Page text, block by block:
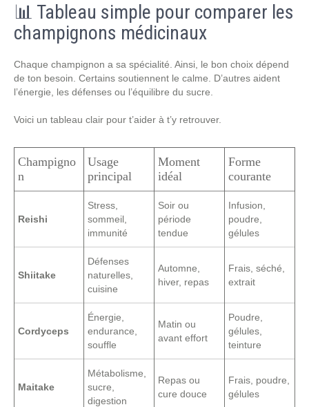
📊 Tableau simple pour comparer les
champignons médicinaux
Chaque champignon a sa spécialité. Ainsi, le bon choix dépend
de ton besoin. Certains soutiennent le calme. D’autres aident
l’énergie, les défenses ou l’équilibre du sucre.
Voici un tableau clair pour t’aider à t’y retrouver.
Champigno
n
Usage
principal
Moment
idéal
Forme
courante
Reishi
Stress,
sommeil,
immunité
Soir ou
période
tendue
Infusion,
poudre,
gélules
Shiitake
Défenses
naturelles,
cuisine
Automne,
hiver, repas
Frais, séché,
extrait
Cordyceps
Énergie,
endurance,
souffle
Matin ou
avant effort
Poudre,
gélules,
teinture
Maitake
Métabolisme,
sucre,
digestion
Repas ou
cure douce
Frais, poudre,
gélules